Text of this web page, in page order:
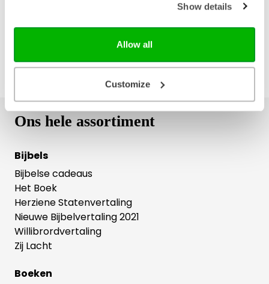
Show details
Allow all
Customize
Ons hele assortiment
Bijbels
Bijbelse cadeaus
Het Boek
Herziene Statenvertaling
Nieuwe Bijbelvertaling 2021
Willibrordvertaling
Zij Lacht
Boeken